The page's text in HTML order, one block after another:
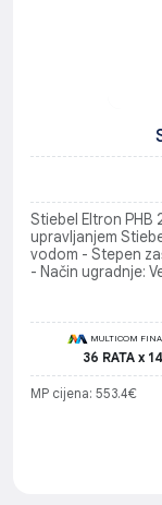
Stiebel Eltron PHB
upravljanjem
vodom - Stepen
- Način ugradnje:
MULTICOM
36 RATA x
MP cijena: 553.4€